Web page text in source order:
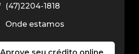
(47)2204-1818
Onde estamos